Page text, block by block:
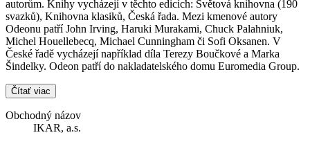
autorům. Knihy vycházejí v těchto edicích: Světová knihovna (190
svazků), Knihovna klasiků, Česká řada. Mezi kmenové autory
Odeonu patří John Irving, Haruki Murakami, Chuck Palahniuk,
Michel Houellebecq, Michael Cunningham či Sofi Oksanen. V
České řadě vycházejí například díla Terezy Boučkové a Marka
Šindelky. Odeon patří do nakladatelského domu Euromedia Group.
Čítať viac
Obchodný názov
IKAR, a.s.